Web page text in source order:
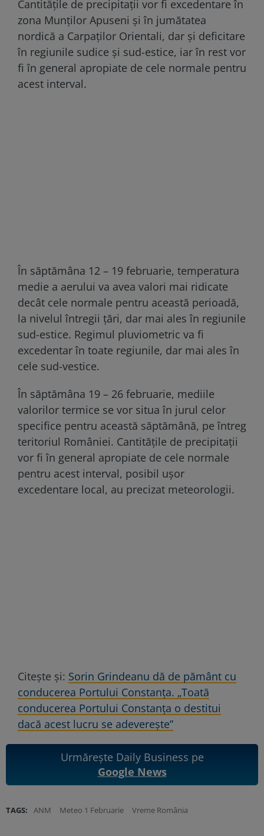
Cantitățile de precipitații vor fi excedentare în
zona Munților Apuseni și în jumătatea
nordică a Carpaților Orientali, dar și deficitare
în regiunile sudice și sud-estice, iar în rest vor
fi în general apropiate de cele normale pentru
acest interval.
În săptămâna 12 – 19 februarie, temperatura
medie a aerului va avea valori mai ridicate
decât cele normale pentru această perioadă,
la nivelul întregii țări, dar mai ales în regiunile
sud-estice. Regimul pluviometric va fi
excedentar în toate regiunile, dar mai ales în
cele sud-vestice.
În săptămâna 19 – 26 februarie, mediile
valorilor termice se vor situa în jurul celor
specifice pentru această săptămână, pe întreg
teritoriul României. Cantitățile de precipitații
vor fi în general apropiate de cele normale
pentru acest interval, posibil ușor
excedentare local, au precizat meteorologii.
Citește și: Sorin Grindeanu dă de pământ cu
conducerea Portului Constanța. „Toată
conducerea Portului Constanța o destitui
dacă acest lucru se adeverește”
Urmărește Daily Business pe
Google News
TAGS: ANM Meteo 1 Februarie Vreme România